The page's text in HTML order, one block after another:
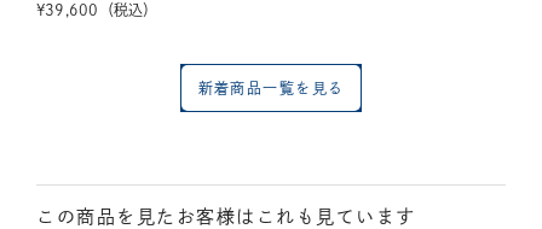
¥39,600 （税込）
新着商品一覧を見る
この商品を見たお客様はこれも見ています